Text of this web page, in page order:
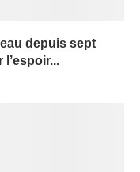
depuis sept